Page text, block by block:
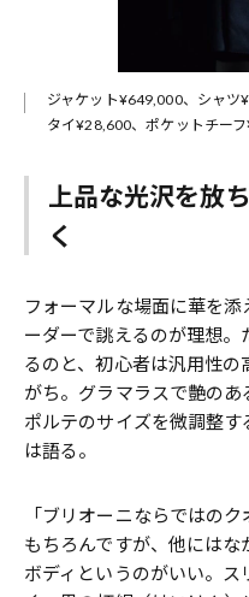
ジャケット¥649,000、シャツ
タイ¥28,600、ポケットチー
上品な光沢を放
く
フォーマルな場面に華を
ーダーで誂えるのが理想
るのと、初心者は汎用性
がち。グラマラスで艶の
ポルテのサイズを微調整
は語る。
「ブリオーニならではの
もちろんですが、他には
ボディというのがいい。